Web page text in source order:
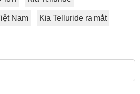
Nam Kia Telluride ra mắt